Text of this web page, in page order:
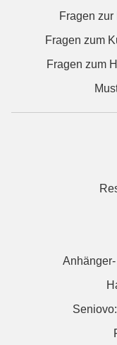
Fragen
Fragen zum
Fragen zum